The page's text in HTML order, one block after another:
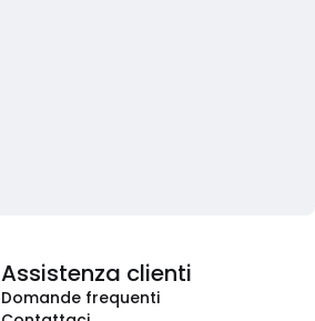
Assistenza clienti
Domande frequenti